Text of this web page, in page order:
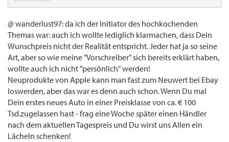
@ wanderlust97: da ich der Initiator des hochkochenden
Themas war: auch ich wollte lediglich klarmachen, dass Dein
Wunschpreis nicht der Realität entspricht. Jeder hat ja so seine
Art, aber so wie meine "Vorschreiber" sich bereits erklärt haben,
wollte auch ich nicht "persönlich" werden!
Neuprodukte von Apple kann man fast zum Neuwert bei Ebay
loswerden, aber das war es denn auch schon. Wenn Du mal
Dein erstes neues Auto in einer Preisklasse von ca. € 100
Tsd.zugelassen hast - frag eine Woche später einen Händler
nach dem aktuellen Tagespreis und Du wirst uns Allen ein
Lächeln schenken!